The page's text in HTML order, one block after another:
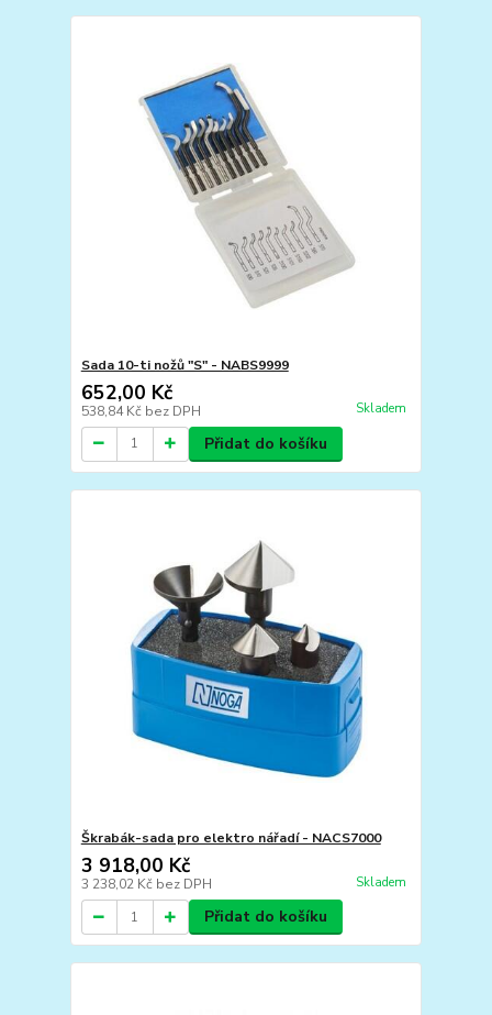
Sada 10-ti nožů "S" - NABS9999
652,00 Kč
538,84 Kč bez DPH Skladem
Přidat do košíku
Škrabák-sada pro elektro nářadí - NACS7000
3 918,00 Kč
3 238,02 Kč bez DPH Skladem
Přidat do košíku